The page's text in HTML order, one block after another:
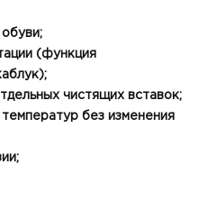
(функция
чистящих вставок;
без изменения